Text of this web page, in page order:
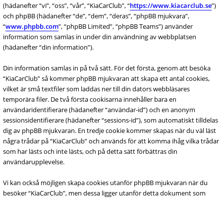
(hädanefter “vi”, “oss”, “vår”, “KiaCarClub”, “https://www.kiacarclub.se”)
och phpBB (hädanefter “de”, “dem”, “deras”, “phpBB mjukvara”,
“www.phpbb.com”, “phpBB Limited”, “phpBB Teams”) använder
information som samlas in under din användning av webbplatsen
(hädanefter “din information”).
Din information samlas in på två sätt. För det första, genom att besöka
“KiaCarClub” så kommer phpBB mjukvaran att skapa ett antal cookies,
vilket är små textfiler som laddas ner till din dators webbläsares
temporära filer. De två första cookisarna innehåller bara en
användaridentifierare (hädanefter “användar-id”) och en anonym
sessionsidentifierare (hädanefter “sessions-id”), som automatiskt tilldelas
dig av phpBB mjukvaran. En tredje cookie kommer skapas när du väl läst
några trådar på “KiaCarClub” och används för att komma ihåg vilka trådar
som har lästs och inte lästs, och på detta sätt förbättras din
användarupplevelse.
Vi kan också möjligen skapa cookies utanför phpBB mjukvaran när du
besöker “KiaCarClub”, men dessa ligger utanför detta dokument som